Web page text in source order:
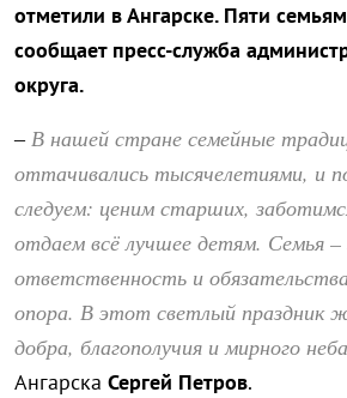
отметили в Ангарске. Пяти
сообщает пресс-служба
округа.
–В нашей стране семейные
оттачивались тысячелетиями, и
следуем: ценим старших,
отдаем всё лучшее детям. Семья
ответственность и
опора. В этот светлый праздник
добра, благополучия и мирного неба
Ангарска Сергей Петров.